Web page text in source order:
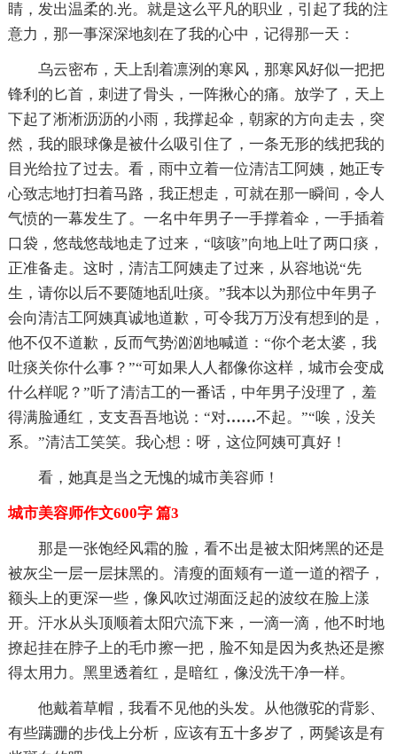
睛，发出温柔的.光。就是这么平凡的职业，引起了我的注
意力，那一事深深地刻在了我的心中，记得那一天：
乌云密布，天上刮着凛洌的寒风，那寒风好似一把把
锋利的匕首，刺进了骨头，一阵揪心的痛。放学了，天上
下起了淅淅沥沥的小雨，我撑起伞，朝家的方向走去，突
然，我的眼球像是被什么吸引住了，一条无形的线把我的
目光给拉了过去。看，雨中立着一位清洁工阿姨，她正专
心致志地打扫着马路，我正想走，可就在那一瞬间，令人
气愤的一幕发生了。一名中年男子一手撑着伞，一手插着
口袋，悠哉悠哉地走了过来，“咳咳”向地上吐了两口痰，
正准备走。这时，清洁工阿姨走了过来，从容地说“先
生，请你以后不要随地乱吐痰。”我本以为那位中年男子
会向清洁工阿姨真诚地道歉，可令我万万没有想到的是，
他不仅不道歉，反而气势汹汹地喊道：“你个老太婆，我
吐痰关你什么事？”“可如果人人都像你这样，城市会变成
什么样呢？”听了清洁工的一番话，中年男子没理了，羞
得满脸通红，支支吾吾地说：“对……不起。”“唉，没关
系。”清洁工笑笑。我心想：呀，这位阿姨可真好！
看，她真是当之无愧的城市美容师！
城市美容师作文600字 篇3
那是一张饱经风霜的脸，看不出是被太阳烤黑的还是
被灰尘一层一层抹黑的。清瘦的面颊有一道一道的褶子，
额头上的更深一些，像风吹过湖面泛起的波纹在脸上漾
开。汗水从头顶顺着太阳穴流下来，一滴一滴，他不时地
撩起挂在脖子上的毛巾擦一把，脸不知是因为炙热还是擦
得太用力。黑里透着红，是暗红，像没洗干净一样。
他戴着草帽，我看不见他的头发。从他微驼的背影、
有些蹒跚的步伐上分析，应该有五十多岁了，两鬓该是有